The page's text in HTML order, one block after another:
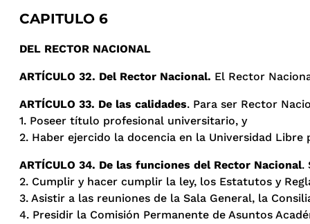
CAPITULO 6
DEL RECTOR NACIONAL
ARTÍCULO 32. Del Rector Nacional. El Rector
ARTÍCULO 33. De las calidades. Para ser Rector
1. Poseer título profesional universitario, y
2. Haber ejercido la docencia en la Universidad
ARTÍCULO 34. De las funciones del Rector Nacional.
2. Cumplir y hacer cumplir la ley, los Estatutos y
3. Asistir a las reuniones de la Sala General, la
4. Presidir la Comisión Permanente de Asuntos